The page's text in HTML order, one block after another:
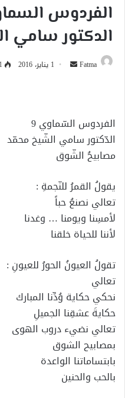
الدكتور سامي
Fatma
أرسل 1 يناير، 2016
الفردوس السّماوي 9
الدّكتور سامي الشّيخ محمّد
مصابيحُ الشّوق
يقولُ القمرُ للنّجمةِ :
تعالي نصنعُ حباً
لأمسِنا ويومنا … وغدنا
لأننا للحياة خلقنا
تقولُ العيونُ الحورُ للعيونِ :
تعالي
نحكي حكاية وُدِّنا المبارك
حكايةَ عشقِنا الجميلِ
تعالي نضيء دروب الهوى
بمصابيح الشوق
بابتساماتنا الواعدة
بالحب والحنين